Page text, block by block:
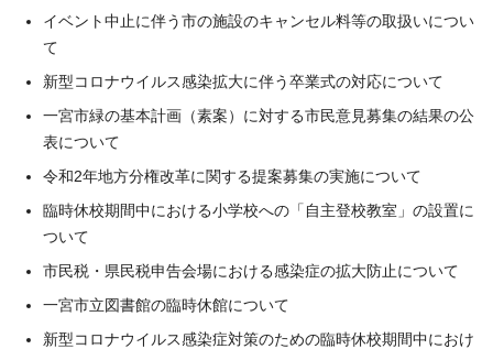
イベント中止に伴う市の施設のキャンセル料等の取扱いについ
て
新型コロナウイルス感染拡大に伴う卒業式の対応について
一宮市緑の基本計画（素案）に対する市民意見募集の結果の公
表について
令和2年地方分権改革に関する提案募集の実施について
臨時休校期間中における小学校への「自主登校教室」の設置に
ついて
市民税・県民税申告会場における感染症の拡大防止について
一宮市立図書館の臨時休館について
新型コロナウイルス感染症対策のための臨時休校期間中におけ